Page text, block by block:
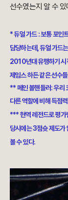
선수였는지 알 수 있
* 듀얼 가드 : 보통 포인
담당하는데, 듀얼 가드
2010년대 유행하기 시
제임스 하든 같은 선수
** 메인 볼핸들러: 우리
다른 역할에 비해 득점
*** 현역 레전드로 평가
당시에는 3점슛 제도가
볼 수 있다.